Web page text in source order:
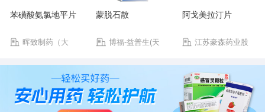
苯磺酸氨氯地平片
晖致制药（大
蒙脱石散
博福-益普生(天
阿戈美拉汀片
江苏豪森药业股